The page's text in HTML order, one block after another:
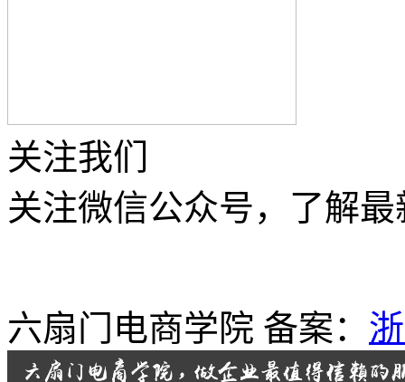
关注我们
关注微信公众号，了解
六扇门电商学院 备案：